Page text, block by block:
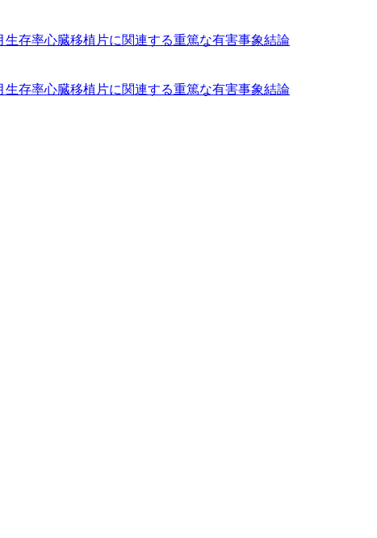
生存率心臓移植片に関連する重篤な有害事象結論
生存率心臓移植片に関連する重篤な有害事象結論